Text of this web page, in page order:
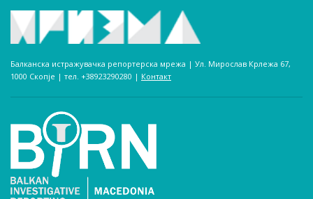
Балканска истражувачка репортерска мрежа | Ул. Мирослав Крлежа 67,
1000 Скопје | тел. +38923290280­ | Контакт